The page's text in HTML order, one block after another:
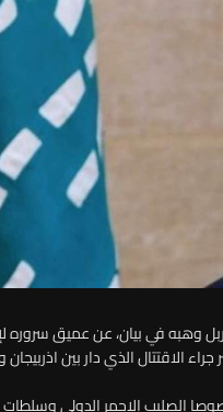
وهبه في بيان، عن عميق سروره
الاقتتال الذي دار بين اذربيجان
الاحمر الدولي وسلطات